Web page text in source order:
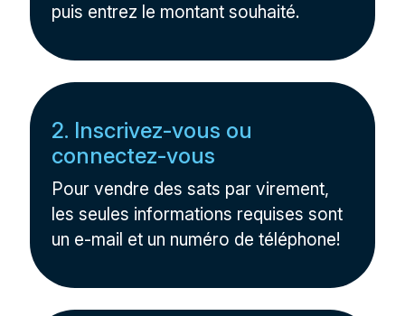
puis entrez le montant souhaité.
2. Inscrivez-vous ou
connectez-vous
Pour vendre des sats par virement,
les seules informations requises sont
un e-mail et un numéro de téléphone!